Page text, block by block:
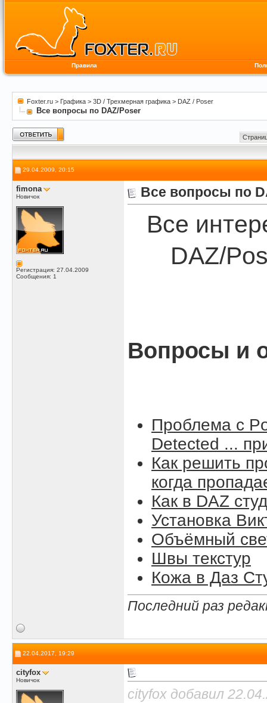
Правила
Foxter.ru > Графика > 3D / Трехмерная графика > DAZ / Poser
Все вопросы по DAZ/Poser
29.04.2009, 20:15
fimona
Новичок
Регистрация: 27.04.2009
Сообщения: 1
Все вопросы по
Все
DAZ/
Вопросы и
Проблема с
Detected ...
Как решить
когда
Как в DAZ
Установка
Объёмный
Швы текстур
Кожа в Даз
Последний раз
22.04.2017, 19:29
cityfox
Новичок
cityfox добавил